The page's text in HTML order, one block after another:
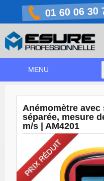
01 60 06 30
MENU
NOS PRODUITS
NOS MARQUES
NOS PROMOTIONS
PRÉVENTION COVID-19
Anémomètre avec
séparée, mesure
m/s | AM4201
PRIX RÉDUIT